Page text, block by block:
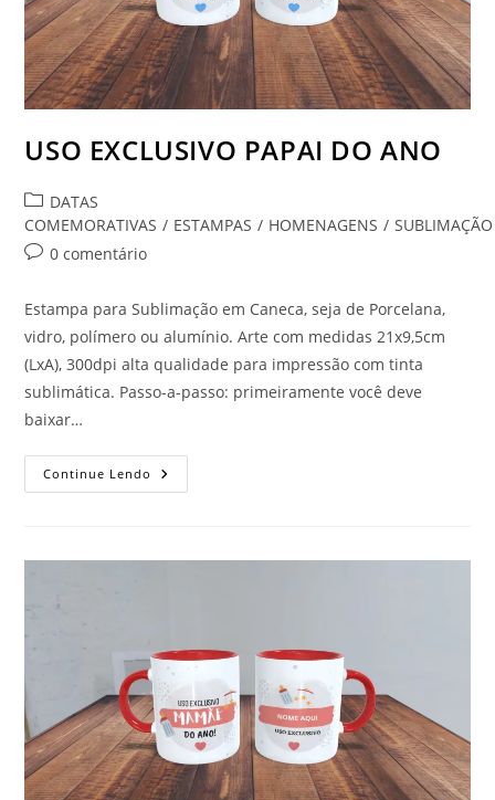
USO EXCLUSIVO PAPAI DO ANO
Categoria
do
post:
DATAS
COMEMORATIVAS / ESTAMPAS / HOMENAGENS / SUBLIMAÇÃO
Comentários
0 comentário
Estampa para Sublimação em Caneca, seja de Porcelana,
vidro, polímero ou alumínio. Arte com medidas 21x9,5cm
(LxA), 300dpi alta qualidade para impressão com tinta
sublimática. Passo-a-passo: primeiramente você deve
baixar…
Continue Lendo USO
EXCLUSIVO